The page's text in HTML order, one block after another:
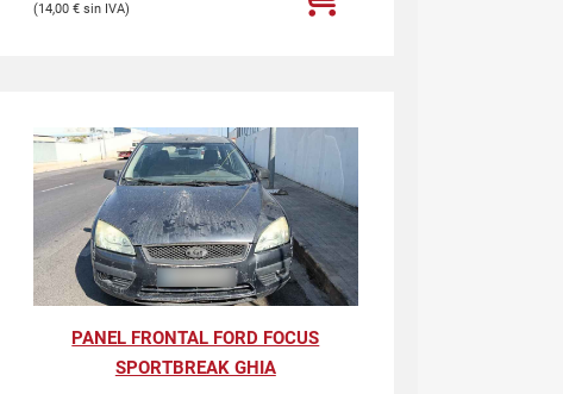
14,00 €
PANEL FRONTAL FORD FOCUS
SPORTBREAK GHIA